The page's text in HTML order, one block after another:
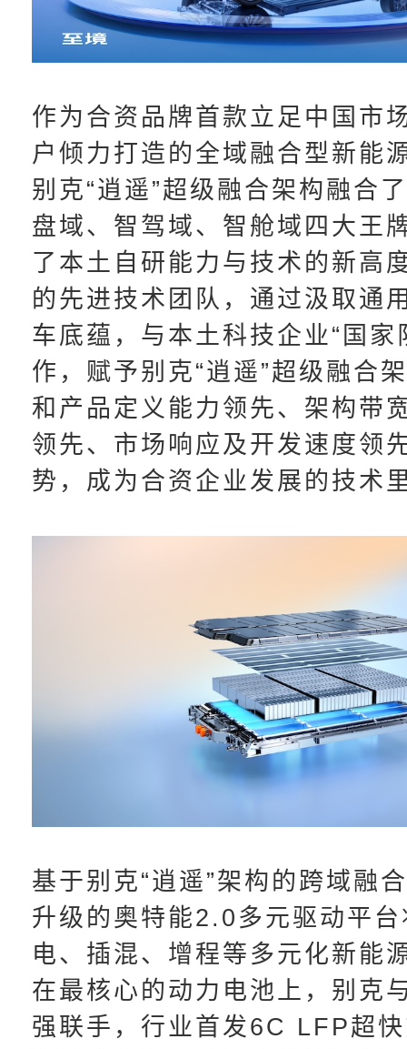
作为合资品牌首款立足中国市
户倾力打造的全域融合型新能
别克“逍遥”超级融合架构融合
盘域、智驾域、智舱域四大王
了本土自研能力与技术的新高
的先进技术团队，通过汲取通
车底蕴，与本土科技企业“国家
作，赋予别克“逍遥”超级融合
和产品定义能力领先、架构带
领先、市场响应及开发速度领
势，成为合资企业发展的技术
基于别克“逍遥”架构的跨域融
升级的奥特能2.0多元驱动平
电、插混、增程等多元化新能
在最核心的动力电池上，别克
强联手，行业首发6C LFP超